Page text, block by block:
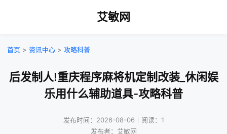
艾敏网
首页 > 资讯中心 > 攻略科普
后发制人!重庆程序麻将机定制改装_休闲娱
乐用什么辅助道具-攻略科普
发布时间：2026-08-06｜阅读：1
发布者：艾敏网